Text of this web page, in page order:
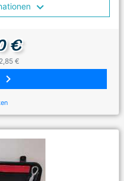
€
€
keyboard_arrow_right